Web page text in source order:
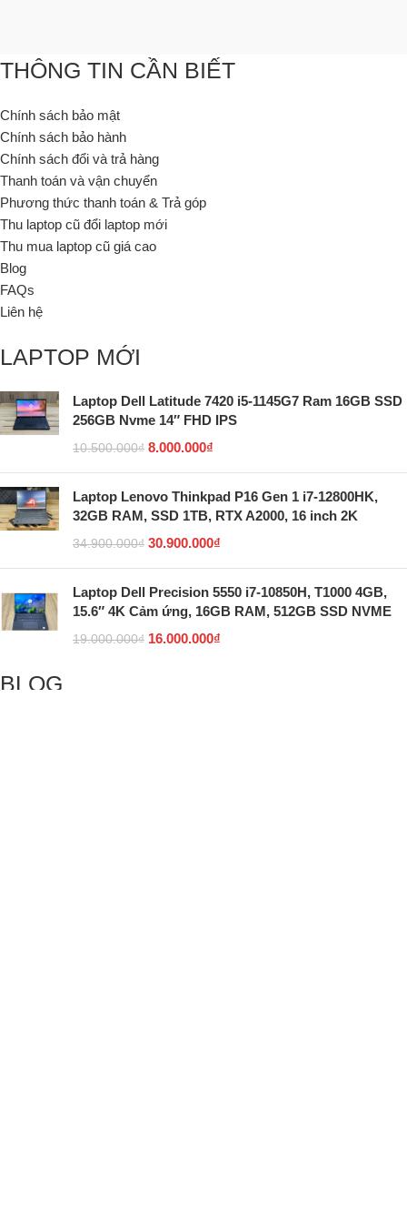
THÔNG TIN CẦN BIẾT
Chính sách bảo mật
Chính sách bảo hành
Chính sách đổi và trả hàng
Thanh toán và vận chuyển
Phương thức thanh toán & Trả góp
Thu laptop cũ đổi laptop mới
Thu mua laptop cũ giá cao
Blog
FAQs
Liên hệ
LAPTOP MỚI
Laptop Dell Latitude 7420 i5-1145G7 Ram 16GB SSD
256GB Nvme 14″ FHD IPS
10.500.000₫ 8.000.000₫
Laptop Lenovo Thinkpad P16 Gen 1 i7-12800HK,
32GB RAM, SSD 1TB, RTX A2000, 16 inch 2K
34.900.000₫ 30.900.000₫
Laptop Dell Precision 5550 i7-10850H, T1000 4GB,
15.6″ 4K Cảm ứng, 16GB RAM, 512GB SSD NVME
19.000.000₫ 16.000.000₫
BLOG